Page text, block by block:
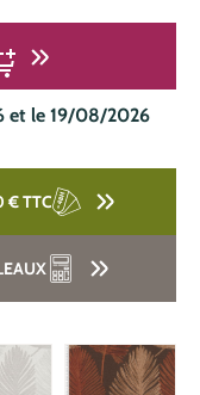
et le 19/08/2026
€TTC